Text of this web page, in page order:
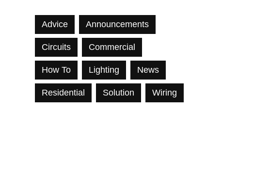
Advice Announcements
Circuits Commercial
How To Lighting News
Residential Solution Wiring